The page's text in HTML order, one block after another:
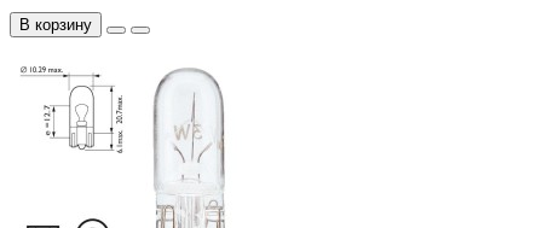
В корзину